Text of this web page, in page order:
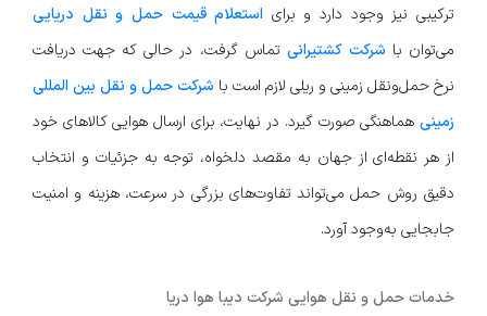
ترکیبی نیز وجود دارد و برای استعلام قیمت حمل و نقل دریایی
می‌توان با شرکت کشتیرانی تماس گرفت، در حالی که جهت دریافت
نرخ حمل‌ونقل زمینی و ریلی لازم است با شرکت حمل و نقل بین المللی
زمینی هماهنگی صورت گیرد. در نهایت، برای ارسال هوایی کالاهای خود
از هر نقطه‌ای از جهان به مقصد دلخواه، توجه به جزئیات و انتخاب
دقیق روش حمل می‌تواند تفاوت‌های بزرگی در سرعت، هزینه و امنیت
جابجایی به‌وجود آورد.
خدمات حمل و نقل هوایی شرکت دیبا هوا دریا